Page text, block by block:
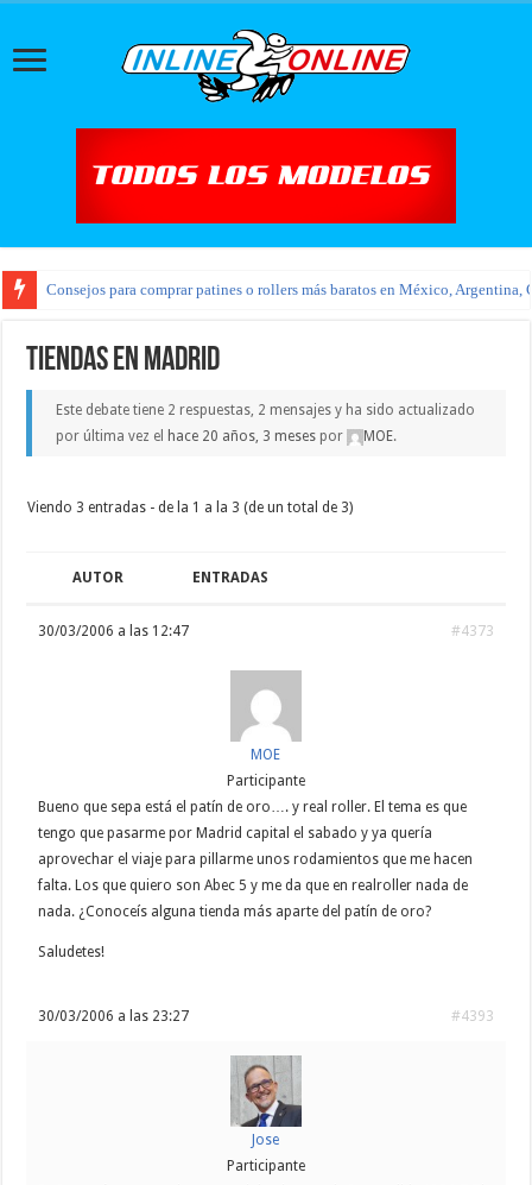
Consejos para comprar patines o rollers más baratos en México, Argentina,
Tiendas en Madrid
Este debate tiene 2 respuestas, 2 mensajes y ha sido actualizado
por última vez el hace 20 años, 3 mesespor MOE.
Viendo 3 entradas - de la 1 a la 3 (de un total de 3)
AUTOR ENTRADAS
30/03/2006 a las 12:47 #4373
MOE
Participante
Bueno que sepa está el patín de oro…. y real roller. El tema es que
tengo que pasarme por Madrid capital el sabado y ya quería
aprovechar el viaje para pillarme unos rodamientos que me hacen
falta. Los que quiero son Abec 5 y me da que en realroller nada de
nada. ¿Conoceís alguna tienda más aparte del patín de oro?
Saludetes!
30/03/2006 a las 23:27 #4393
Jose
Participante